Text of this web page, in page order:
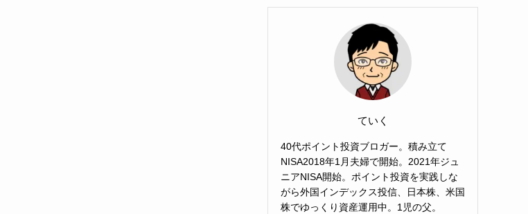
ていく
40代ポイント投資ブロガー。積み立て
NISA2018年1月夫婦で開始。2021年ジュ
ニアNISA開始。ポイント投資を実践しな
がら外国インデックス投信、日本株、米国
株でゆっくり資産運用中。1児の父。